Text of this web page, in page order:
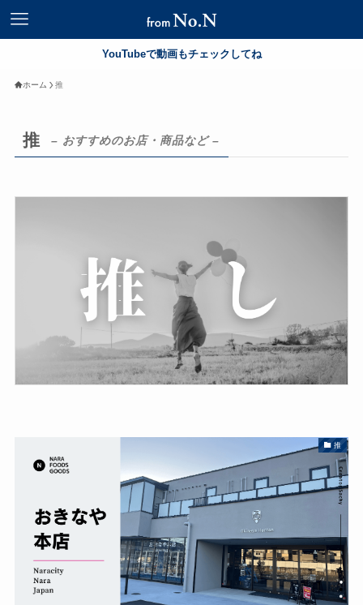
YouTubeで動画もチェックしてね
ホーム 推
推 – おすすめのお店・商品など –
推